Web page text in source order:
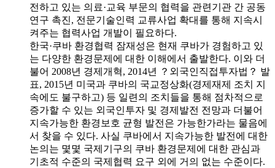
전하고 있는 의료·교육 부문의 협력을 관련기관 간 공동
연구 촉진, 전문기술인력 교류사업 확대를 통해 지속시
켜주는 협력사업 개발이 필요하다.
한국·쿠바 환경협력 잠재성은 현재 쿠바가 경험하고 있
는 다양한 환경문제에 대한 이해에서 출발한다. 이와 더
불어 2008년 경제개혁, 2014년 ？외국인직접투자법？ 발
표, 2015년 미국과 쿠바의 국교정상화(경제재제 조치 지
속에도 불구하고) 등 일련의 조치들을 통해 점차적으로
증가할 수 있는 외국인투자 및 경제발전 전망과 더불어
지속가능한 환경보호 균형 발전은 가능한가라는 물음에
서 찾을 수 있다. 사실 쿠바에서 지속가능한 발전에 대한
논의는 몇몇 국제기구의 쿠바 환경문제에 대한 관심과
기초적 수준의 국제협력 요구 외에 거의 없는 수준이다.